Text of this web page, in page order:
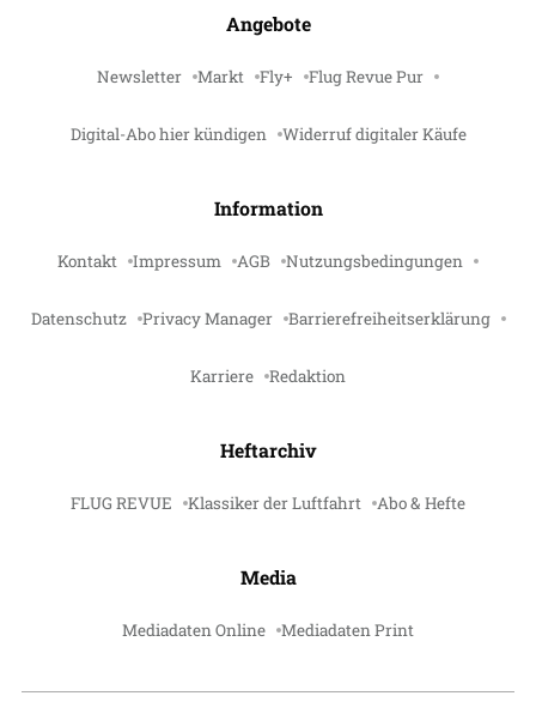
Angebote
Newsletter Markt Fly+ Flug Revue Pur
Digital-Abo hier kündigen Widerruf digitaler Käufe
Information
Kontakt Impressum AGB Nutzungsbedingungen
Datenschutz Privacy Manager Barrierefreiheitserklärung
Karriere Redaktion
Heftarchiv
FLUG REVUE Klassiker der Luftfahrt Abo & Hefte
Media
Mediadaten Online Mediadaten Print